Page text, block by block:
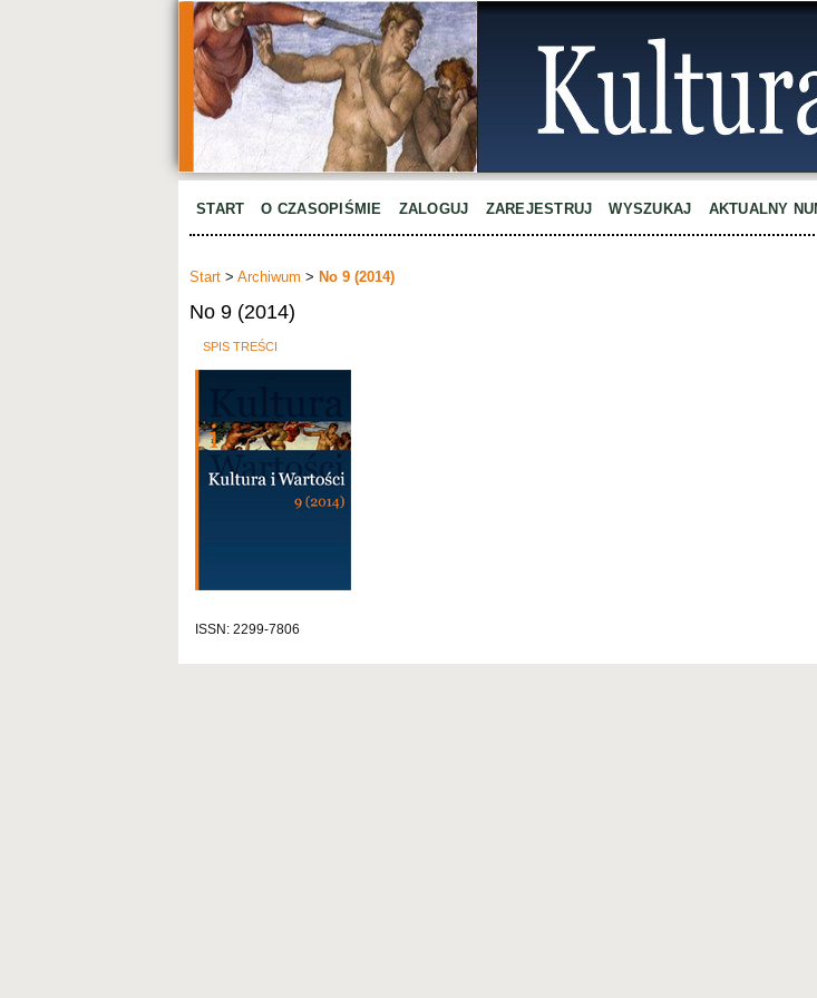
START O CZASOPIŚMIE ZALOGUJ ZAREJESTRUJ WYSZUKAJ AKTUALNY
Start > Archiwum > No 9 (2014)
No 9 (2014)
SPIS TREŚCI
ISSN: 2299-7806